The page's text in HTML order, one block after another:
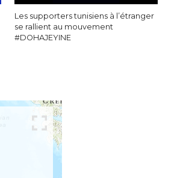
Les supporters tunisiens à l’étranger
se rallient au mouvement
#DOHAJEYINE